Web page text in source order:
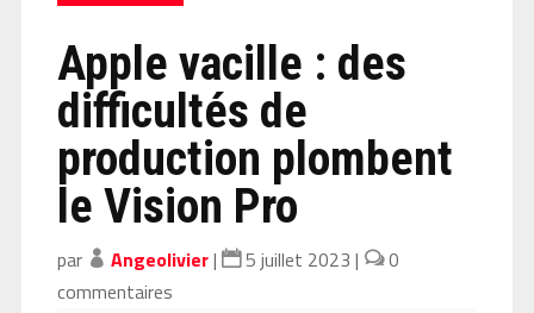
Apple vacille : des
difficultés de
production plombent
le Vision Pro
par Angeolivier| 5 juillet 2023 |
0
commentaires